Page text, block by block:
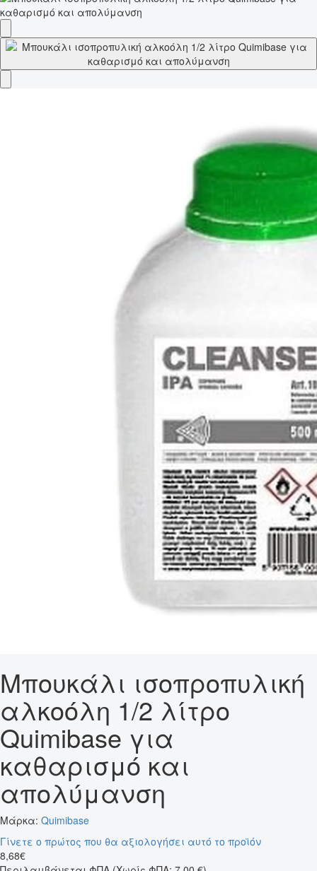
Μπουκάλι ισοπροπυλική
αλκοόλη 1/2 λίτρο
Quimibase για
καθαρισμό και
απολύμανση
Μάρκα: Quimibase
Γίνετε ο πρώτος που θα αξιολογήσει αυτό το προϊόν
8,68€